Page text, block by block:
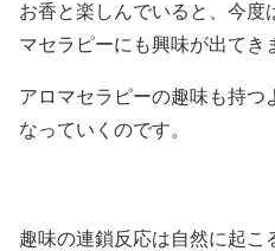
お香と楽しんでいると、今度
マセラピーにも興味が出てき
アロマセラピーの趣味も持つ
なっていくのです。
趣味の連鎖反応は自然に起こ